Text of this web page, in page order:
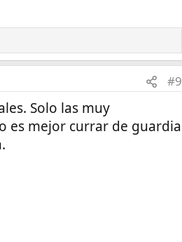
#9
Solo las muy
es mejor currar de guardia